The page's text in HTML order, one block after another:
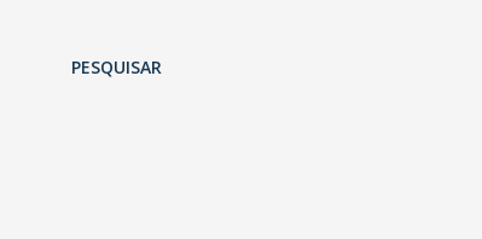
PESQUISAR